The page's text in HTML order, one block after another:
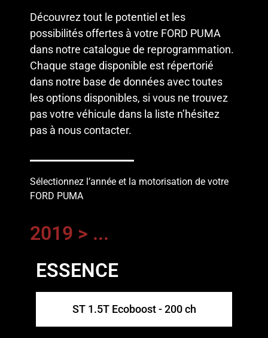
Découvrez tout le potentiel et les
possibilités offertes à votre FORD PUMA
dans notre catalogue de reprogrammation.
Chaque stage disponible est répertorié
dans notre base de données avec toutes
les options disponibles, si vous ne trouvez
pas votre véhicule dans la liste n’hésitez
pas à nous contacter.
Sélectionnez l’année et la motorisation de votre
FORD PUMA
2019 > ...
ESSENCE
ST 1.5T Ecoboost - 200 ch